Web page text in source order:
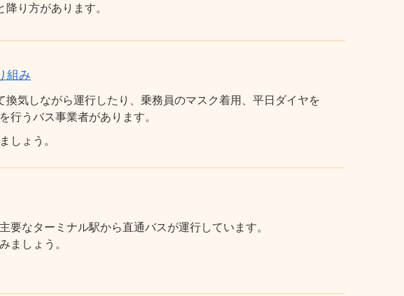
り方があります。
組み
気しながら運行したり、乗務員のマスク着用、平日ダイヤを
うバス事業者があります。
しょう。
なターミナル駅から直通バスが運行しています。
ましょう。